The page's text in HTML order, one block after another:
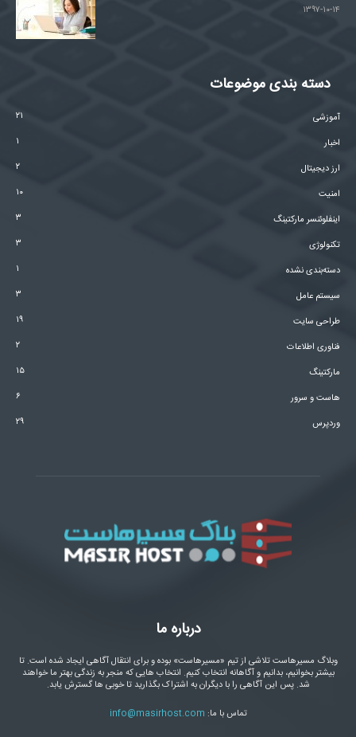
۱۳۹۷-۱۰-۱۴
دسته بندی موضوعات
آموزشی
۲۱
اخبار
۱
ارز دیجیتال
۲
امنیت
۱۰
اینفلوئنسر مارکتینگ
۳
تکنولوژی
۳
دسته‌بندی نشده
۱
سیستم عامل
۳
طراحی سایت
۱۹
فناوری اطلاعات
۲
مارکتینگ
۱۵
هاست و سرور
۶
وردپرس
۲۹
درباره ما
وبلاگ مسیرهاست تلاشی از تیم «مسیرهاست» بوده و برای انتقال آگاهی ایجاد شده است. تا
بیشتر بخوانیم، بدانیم و آگاهانه انتخاب کنیم. انتخاب هایی که منجر به زندگی بهتر ما خواهند
شد. پس این آگاهی را با دیگران به اشتراک بگذارید تا خوبی ها گسترش یابد.
تماس با ما: info@masirhost.com